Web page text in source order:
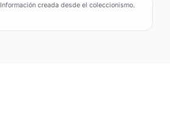
Información creada desde el coleccionismo.